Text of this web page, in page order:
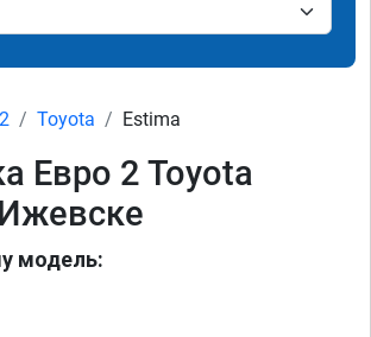
Toyota Estima
Евро 2 Toyota
модель: